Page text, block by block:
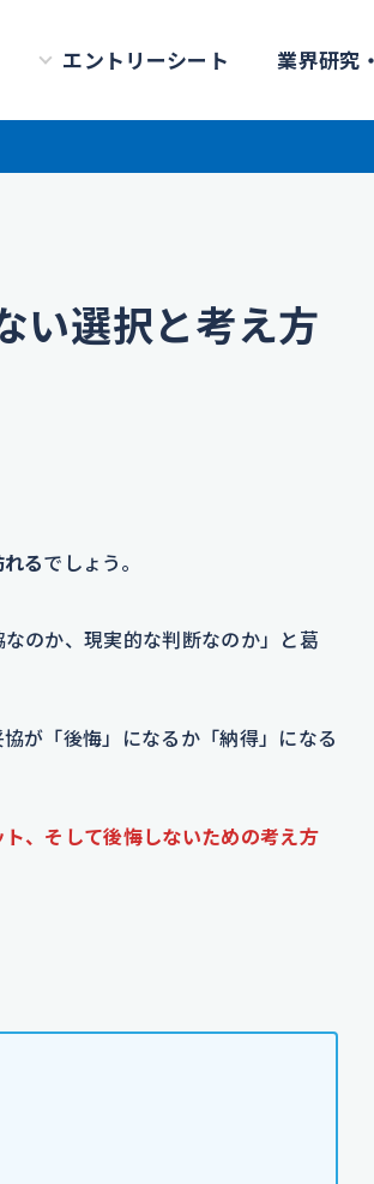
エントリーシート 業界研究
い選択と考え方
るでしょう。
のか、現実的な判断なのか」と葛
が「後悔」になるか「納得」になる
、そして後悔しないための考え方